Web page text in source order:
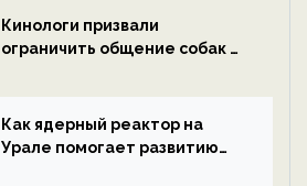
ECOportal
Кинологи призвали
ограничить общение собак с
ECOportal
Как ядерный реактор на
Урале помогает развитию